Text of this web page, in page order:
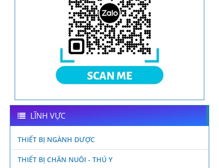
LĨNH VỰC
THIẾT BỊ NGÀNH DƯỢC
THIẾT BỊ CHĂN NUÔI - THÚ Y